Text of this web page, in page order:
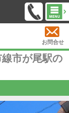
お問合せ
市が尾駅の